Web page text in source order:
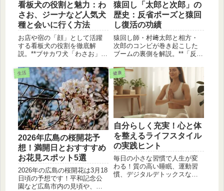
看板犬の役割と魅力：わ
さお、ジーナなど人気犬
種と会いに行く方法
お店や宿の「顔」として活躍
する看板犬の役割を徹底解
説。**ブサカワ犬「わさお」の
ング殿堂入り「ジーナ」**ま
で、人気の犬種と会える場所
をご紹介。看板犬に会いに行
く際のマナーも解説します。
猿回し「太郎と次郎」の
歴史：反省ポーズと猿回
し復活の功績
猿回し師・村﨑太郎と相方・
次郎のコンビが巻き起こした
ブームの裏側を解説。**「反省
芸術祭賞を受賞した偉大な功
績、日光さる軍団との関係、
そして代々受け継がれる「次
郎」の歴史を徹底紹介しま
生活
2026年広島の桜開花予
想！満開日とおすすすめ
お花見スポット5選
2026年の広島の桜開花は3月18
日頃の予想です！平和記念公
園など広島市内の見頃や、子
健康
自分らしく充実！心と体
を整えるライフスタイル
の実践ヒント
毎日の小さな習慣で人生が変
わる！質の高い睡眠、運動習
慣、デジタルデトックスな